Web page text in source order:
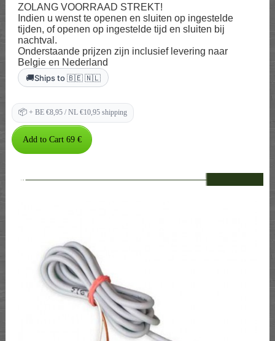
ZOLANG VOORRAAD STREKT!
Indien u wenst te openen en sluiten op ingestelde
tijden, of openen op ingestelde tijd en sluiten bij
nachtval.
Onderstaande prijzen zijn inclusief levering naar
Belgie en Nederland
🚚Ships to 🇧🇪 🇳🇱
📦 + BE €8,95 / NL €10,95 shipping
--